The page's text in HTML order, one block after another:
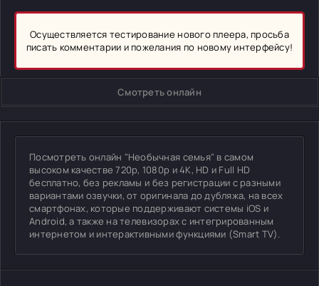
Осуществляется тестирование нового плеера, просьба
писать комментарии и пожелания по новому интерфейсу!
Смотреть онлайн
Посмотреть онлайн "Необычная семья" в самом
высоком качестве 720p, 1080p и 4K, HD и Full HD
бесплатно, без рекламы и без регистрации с разными
вариантами озвучки, от оригинала до дубляжа, на всех
смартфонах, которые поддерживают системы iOS и
Android, а также на телевизорах с интегрированным
интернетом и интерактивными функциями (Smart TV).